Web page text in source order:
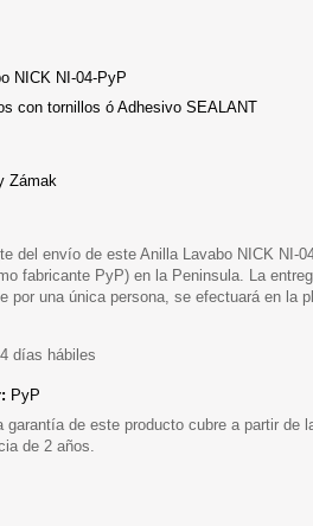
NICK NI-04-PyP
con tornillos ó Adhesivo SEALANT
Zámak
del envío de este Anilla Lavabo NICK NI-
fabricante PyP) en la Peninsula. La
por una única persona, se efectuará en la
días hábiles
PyP
garantía de este producto cubre a partir de
de 2 años.